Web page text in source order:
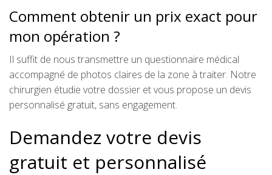
Comment obtenir un prix exact pour
mon opération ?
Il suffit de nous transmettre un questionnaire médical
accompagné de photos claires de la zone à traiter. Notre
chirurgien étudie votre dossier et vous propose un devis
personnalisé gratuit, sans engagement.
Demandez votre devis
gratuit et personnalisé